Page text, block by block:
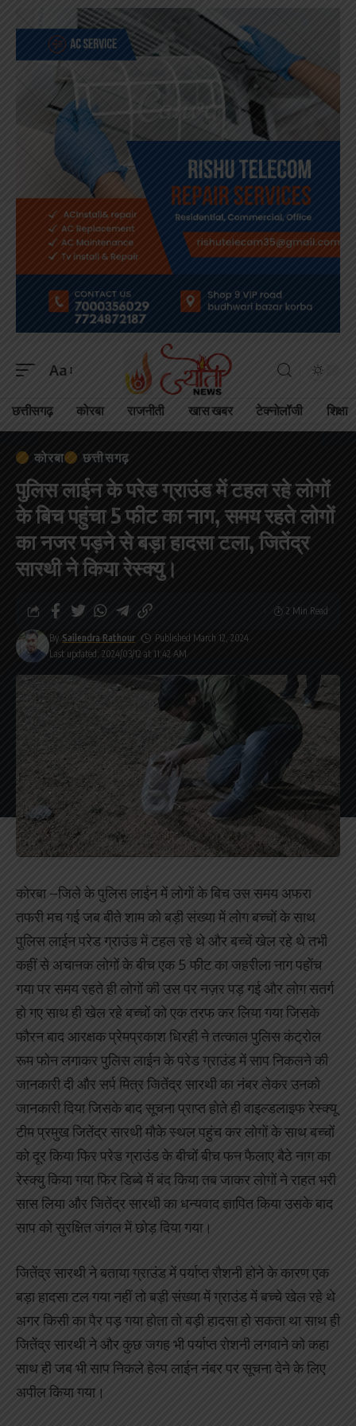
Aa
छत्तीसगढ़ कोरबा राजनीती खास खबर टेक्नोलॉजी शिक्षा
कोरबा छत्तीसगढ़
पुलिस लाईन के परेड ग्राउंड में टहल रहे लोगों
के बिच पहुंचा 5 फीट का नाग, समय रहते लोगों
का नजर पड़ने से बड़ा हादसा टला, जितेंद्र
सारथी ने किया रेस्क्यु।
Last updated: 2024/03/12 at 11:42 AM
By Sailendra Rathour Published March 12, 2024
2 Min Read
कोरबा –जिले के पुलिस लाईन में लोगों के बिच उस समय अफरा
तफरी मच गई जब बीते शाम को बड़ी संख्या में लोग बच्चों के साथ
पुलिस लाईन परेड ग्राउंड में टहल रहे थे और बच्चें खेल रहे थे तभी
कहीं से अचानक लोगों के बीच एक 5 फीट का जहरीला नाग पहोंच
गया पर समय रहते ही लोगों की उस पर नज़र पड़ गई और लोग सतर्ग
हो गए साथ ही खेल रहे बच्चों को एक तरफ कर लिया गया जिसके
फौरन बाद आरक्षक प्रेमप्रकाश धिरही ने तत्काल पुलिस कंट्रोल
रूम फोन लगाकर पुलिस लाईन के परेड ग्राउंड में साप निकलने की
जानकारी दी और सर्प मित्र जितेंद्र सारथी का नंबर लेकर उनको
जानकारी दिया जिसके बाद सूचना प्राप्त होते ही वाइल्डलाइफ रेस्क्यू
टीम प्रमुख जितेंद्र सारथी मौके स्थल पहुंच कर लोगों के साथ बच्चों
को दूर किया फिर परेड ग्राउंड के बीचों बीच फन फैलाए बैठे नाग का
रेस्क्यु किया गया फिर डिब्बे में बंद किया तब जाकर लोगों ने राहत भरी
सास लिया और जितेंद्र सारथी का धन्यवाद ज्ञापित किया उसके बाद
साप को सुरक्षित जंगल में छोड़ दिया गया।
जितेंद्र सारथी ने बताया ग्राउंड में पर्याप्त रौशनी होने के कारण एक
बड़ा हादसा टल गया नहीं तो बड़ी संख्या में ग्राउंड में बच्चे खेल रहे थे
अगर किसी का पैर पड़ गया होता तो बड़ी हादसा हो सकता था साथ ही
जितेंद्र सारथी ने और कुछ जगह भी पर्याप्त रोशनी लगवाने को कहा
साथ ही जब भी साप निकले हेल्प लाईन नंबर पर सूचना देने के लिए
अपील किया गया।